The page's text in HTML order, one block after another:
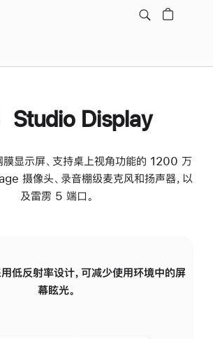
Studio Display
显示屏、支持桌上视角功能的 1200 万
摄像头、录音棚级麦克风和扬声器，以
及雷雳 5 端口。
低反射率设计，可减少使用环境中的屏
幕眩光。